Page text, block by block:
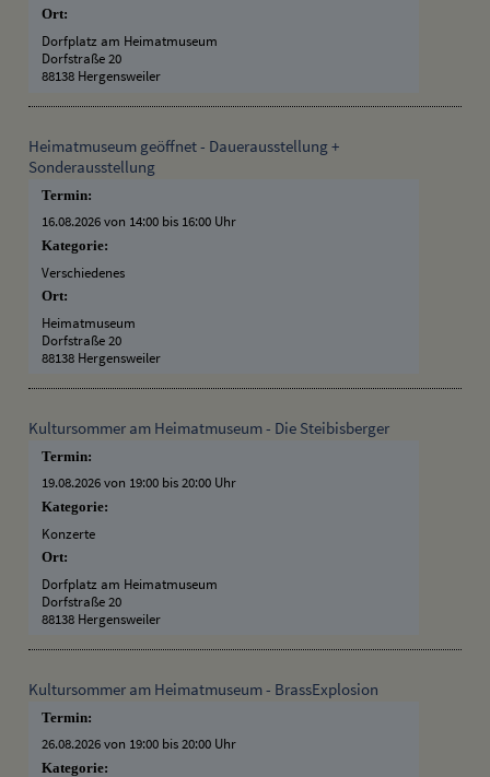
Ort:
Dorfplatz am Heimatmuseum
Dorfstraße 20
88138 Hergensweiler
Heimatmuseum geöffnet - Dauerausstellung +
Sonderausstellung
Termin:
16.08.2026 von 14:00 bis 16:00 Uhr
Kategorie:
Verschiedenes
Ort:
Heimatmuseum
Dorfstraße 20
88138 Hergensweiler
Kultursommer am Heimatmuseum - Die Steibisberger
Termin:
19.08.2026 von 19:00 bis 20:00 Uhr
Kategorie:
Konzerte
Ort:
Dorfplatz am Heimatmuseum
Dorfstraße 20
88138 Hergensweiler
Kultursommer am Heimatmuseum - BrassExplosion
Termin:
26.08.2026 von 19:00 bis 20:00 Uhr
Kategorie: